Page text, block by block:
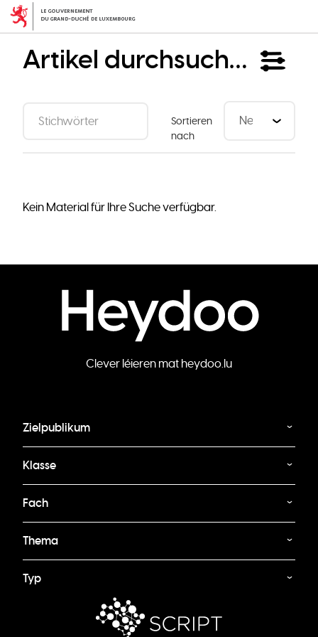
Direkt
zum
Artikel durchsuchen
Sortieren
nach
Kein Material für Ihre Suche verfügbar.
Clever léieren mat heydoo.lu
Zielpublikum
Klasse
Fach
Thema
Typ